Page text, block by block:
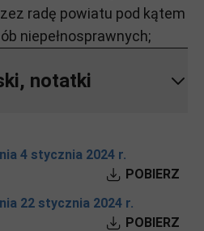
radę powiatu pod kątem
niepełnosprawnych;
notatki
4 stycznia 2024 r.
POBIERZ
22 stycznia 2024 r.
POBIERZ